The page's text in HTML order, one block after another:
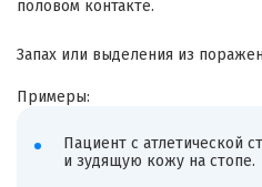
половом контакте.
Запах или выделения из
Примеры:
Пациент с атлетической
и зудящую кожу на стопе.